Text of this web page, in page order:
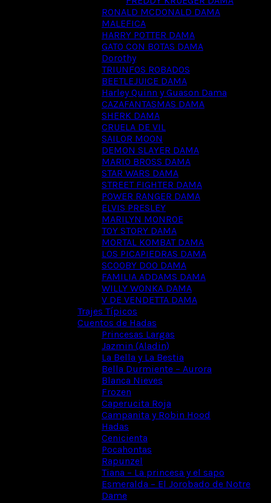
RONALD MCDONALD DAMA
MALEFICA
HARRY POTTER DAMA
GATO CON BOTAS DAMA
Dorothy
TRIUNFOS ROBADOS
BEETLEJUICE DAMA
Harley Quinn y Guason Dama
CAZAFANTASMAS DAMA
SHERK DAMA
CRUELA DE VIL
SAILOR MOON
DEMON SLAYER DAMA
MARIO BROSS DAMA
STAR WARS DAMA
STREET FIGHTER DAMA
POWER RANGER DAMA
ELVIS PRESLEY
MARILYN MONROE
TOY STORY DAMA
MORTAL KOMBAT DAMA
LOS PICAPIEDRAS DAMA
SCOOBY DOO DAMA
FAMILIA ADDAMS DAMA
WILLY WONKA DAMA
V DE VENDETTA DAMA
Trajes Típicos
Cuentos de Hadas
Princesas Largas
Jazmin (Aladin)
La Bella y La Bestia
Bella Durmiente – Aurora
Blanca Nieves
Frozen
Caperucita Roja
Campanita y Robin Hood
Hadas
Cenicienta
Pocahontas
Rapunzel
Tiana – La princesa y el sapo
Esmeralda – El Jorobado de Notre
Dame